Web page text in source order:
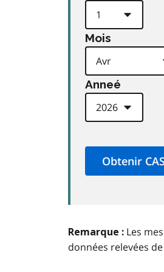
Mois
Anneé
Remarque : Les
données relevées